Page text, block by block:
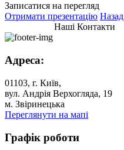
Записатися на перегляд
Отримати презентацію Назад
Наші Контакти
Адреса:
01103, г. Київ,
вул. Андрія Верхогляда, 19
м. Звіринецька
Переглянути на мапі
Графік роботи